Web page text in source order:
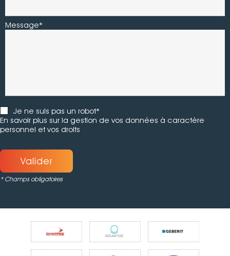
Message*
Je ne suis pas un robot*
En savoir plus sur la gestion de vos données à caractère
personnel et vos droits
Valider
* Champs obligatoires